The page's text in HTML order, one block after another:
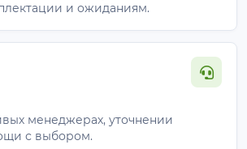
и ожиданиям.
менеджерах, уточнении
с выбором.